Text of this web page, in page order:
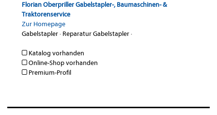
Florian Oberpriller Gabelstapler-, Baumaschinen- &
Traktorenservice
Zur Homepage
Gabelstapler· Reparatur Gabelstapler·
Katalog vorhanden
Online-Shop vorhanden
Premium-Profil